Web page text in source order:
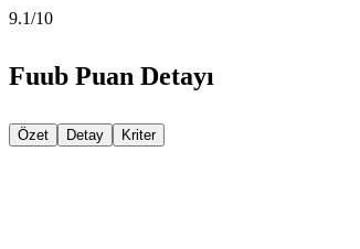
9.1/10
Fuub Puan Detayı
Özet Detay Kriter